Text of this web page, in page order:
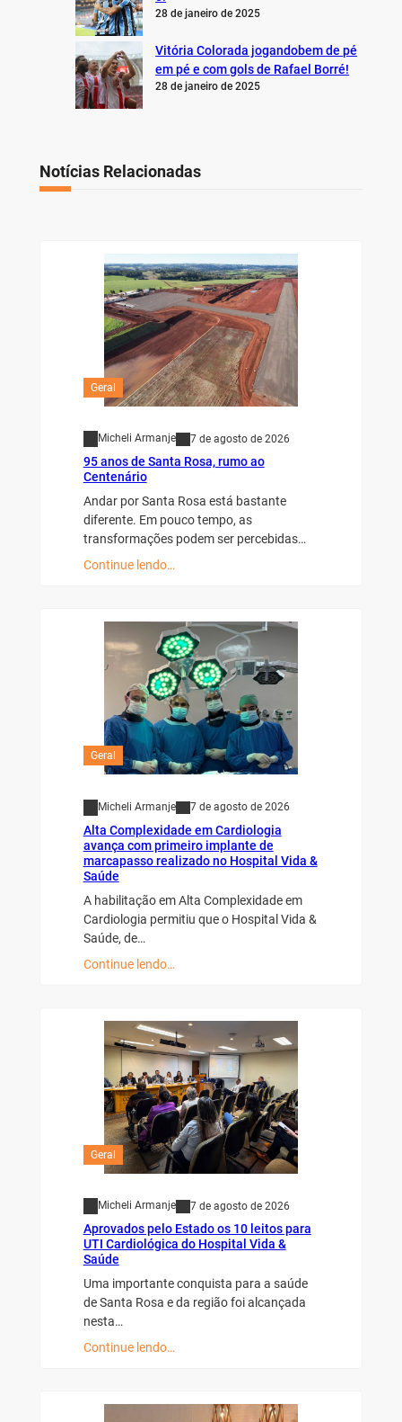
28 de janeiro de 2025
Vitória Colorada jogandobem de pé
em pé e com gols de Rafael Borré!
28 de janeiro de 2025
Notícias Relacionadas
Geral
Micheli Armanje 7 de agosto de 2026
95 anos de Santa Rosa, rumo ao
Centenário
Andar por Santa Rosa está bastante
diferente. Em pouco tempo, as
transformações podem ser percebidas…
Continue lendo…
Geral
Micheli Armanje 7 de agosto de 2026
Alta Complexidade em Cardiologia
avança com primeiro implante de
marcapasso realizado no Hospital Vida &
Saúde
A habilitação em Alta Complexidade em
Cardiologia permitiu que o Hospital Vida &
Saúde, de…
Continue lendo…
Geral
Micheli Armanje 7 de agosto de 2026
Aprovados pelo Estado os 10 leitos para
UTI Cardiológica do Hospital Vida &
Saúde
Uma importante conquista para a saúde
de Santa Rosa e da região foi alcançada
nesta…
Continue lendo…